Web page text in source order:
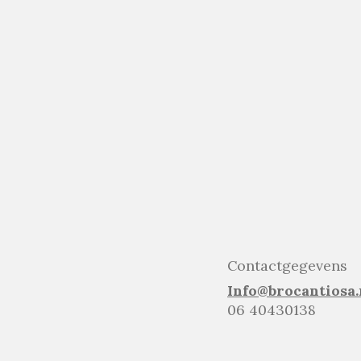
Contactgegevens
06 40430138